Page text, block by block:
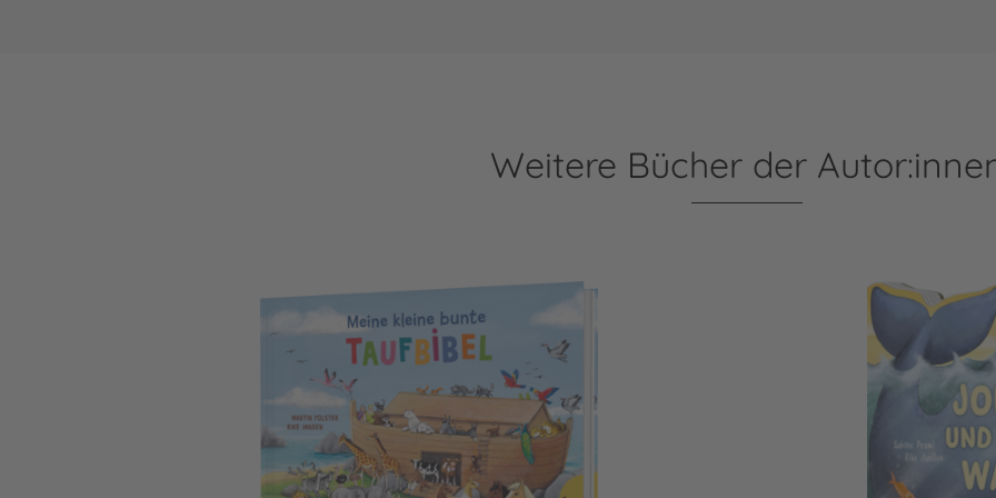
Weitere Bücher der
Meine kleine bunte Taufbibel Dein kleiner Begleiter: